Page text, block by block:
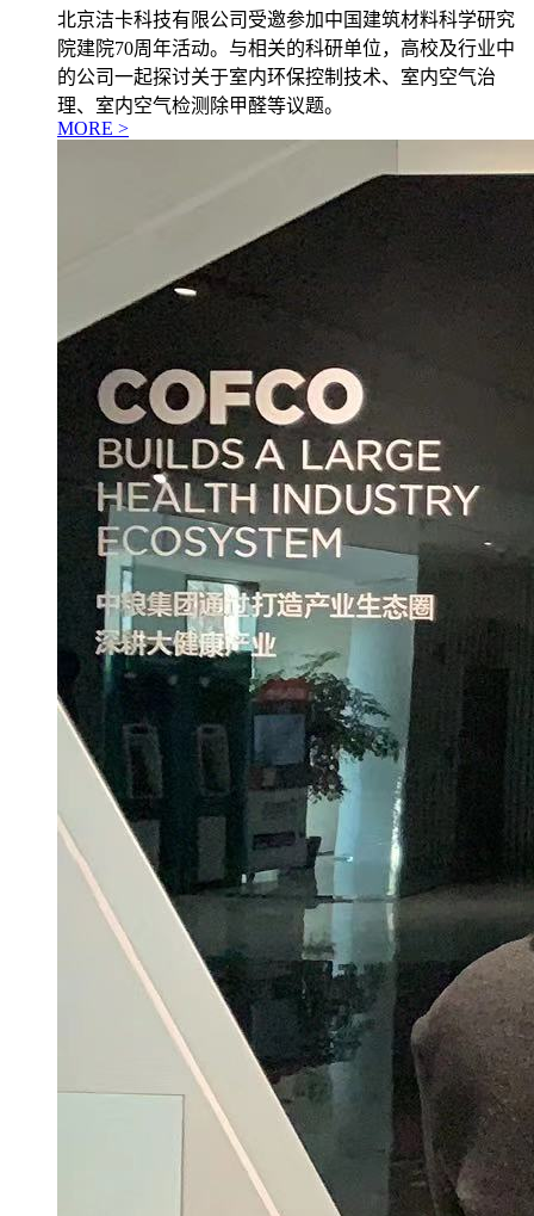
北京洁卡科技有限公司受邀参加中国建筑材料科学研究
院建院70周年活动。与相关的科研单位，高校及行业中
的公司一起探讨关于室内环保控制技术、室内空气治
理、室内空气检测除甲醛等议题。
MORE >